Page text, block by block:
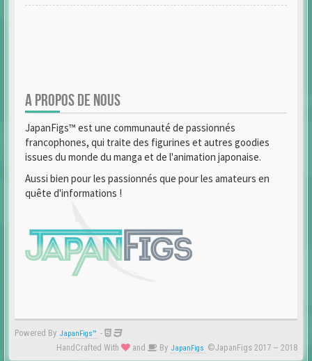
A PROPOS DE NOUS
JapanFigs™ est une communauté de passionnés
francophones, qui traite des figurines et autres goodies
issues du monde du manga et de l'animation japonaise.
Aussi bien pour les passionnés que pour les amateurs en
quête d'informations !
Powered By JapanFigs™ -
HandCrafted With
and By JapanFigs ©JapanFigs 2017 ~ 2018